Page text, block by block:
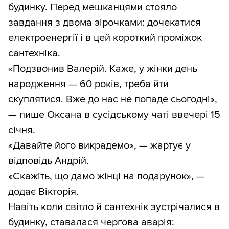
будинку. Перед мешканцями стояло
завдання з двома зірочками: дочекатися
електроенергії і в цей короткий проміжок
сантехніка.
«Подзвонив Валерій. Каже, у жінки день
народження — 60 років, треба йти
скуплятися. Вже до нас не попаде сьогодні»,
— пише Оксана в сусідському чаті ввечері 15
січня.
«Давайте його викрадемо», — жартує у
відповідь Андрій.
«Скажіть, що дамо жінці на подарунок», —
додає Вікторія.
Навіть коли світло й сантехнік зустрічалися в
будинку, ставалася чергова аварія: